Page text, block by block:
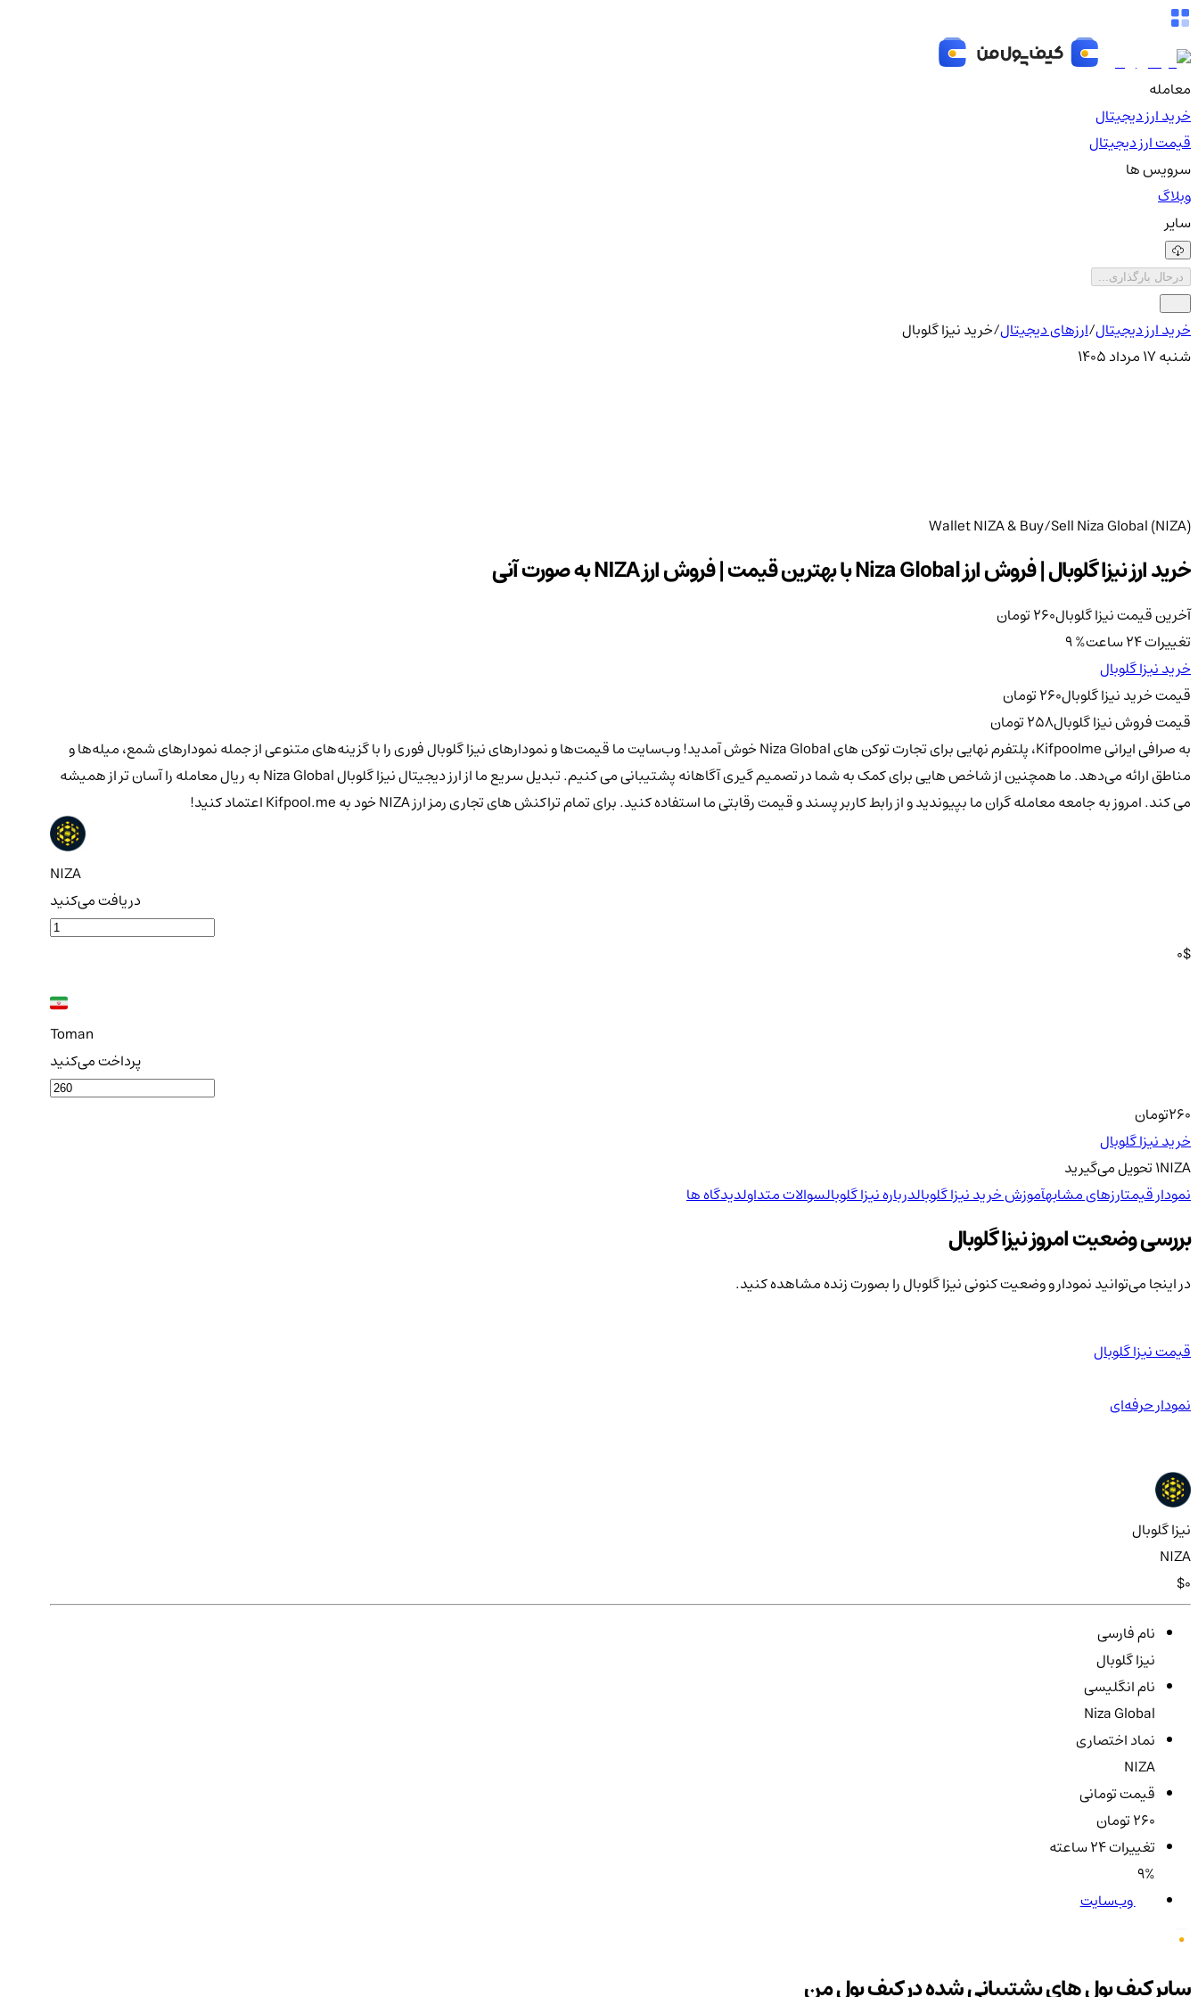
معامله
خرید ارز دیجیتال
قیمت ارز دیجیتال
سرویس ها
وبلاگ
سایر
درحال بارگذاری...
خرید ارز دیجیتال/ارزهای دیجیتال/خرید نیزا گلوبال
شنبه ۱۷ مرداد ۱۴۰۵
Wallet NIZA & Buy/Sell Niza Global (NIZA)
خرید ارز نیزا گلوبال | فروش ارز Niza Global با بهترین قیمت | فروش ارز NIZA به صورت آنی
آخرین قیمت نیزا گلوبال260تومان
تغییرات 24 ساعت
9%
خرید نیزا گلوبال
قیمت خرید نیزا گلوبال260تومان
قیمت فروش نیزا گلوبال258تومان
به صرافی ایرانی Kifpoolme، پلتفرم نهایی برای تجارت توکن های Niza Global خوش آمدید! وب‌سایت ما قیمت‌ها و نمودارهای نیزا گلوبال فوری را با گزینه‌های متنوعی از جمله نمودارهای شمع، میله‌ها و
مناطق ارائه می‌دهد. ما همچنین از شاخص هایی برای کمک به شما در تصمیم گیری آگاهانه پشتیبانی می کنیم. تبدیل سریع ما از ارز دیجیتال نیزا گلوبال Niza Global به ریال معامله را آسان تر از همیشه
می کند. امروز به جامعه معامله گران ما بپیوندید و از رابط کاربر پسند و قیمت رقابتی ما استفاده کنید. برای تمام تراکنش های تجاری رمز ارز NIZA خود به Kifpool.me اعتماد کنید!
NIZA
دریافت می‌کنید
0$
Toman
پرداخت می‌کنید
260تومان
خرید نیزا گلوبال
1NIZA تحویلمی‌گیرید
نمودار قیمتارزهای مشابهآموزش خرید نیزا گلوبالدرباره نیزا گلوبالسوالات متداولدیدگاه ها
بررسی وضعیت امروز نیزا گلوبال
در اینجا می‌توانید نمودار و وضعیت کنونی نیزا گلوبال را بصورت زنده مشاهده کنید.
قیمت نیزا گلوبال
نمودار حرفه‌ای
نیزا گلوبال
NIZA
$0
نام فارسی
نیزا گلوبال
نام انگلیسی
Niza Global
نماد اختصاری
NIZA
قیمت تومانی
260 تومان
تغییرات ۲۴ ساعته
9%
وب‌سایت
سایر کیف پول های پشتیبانی شده در کیف پول من